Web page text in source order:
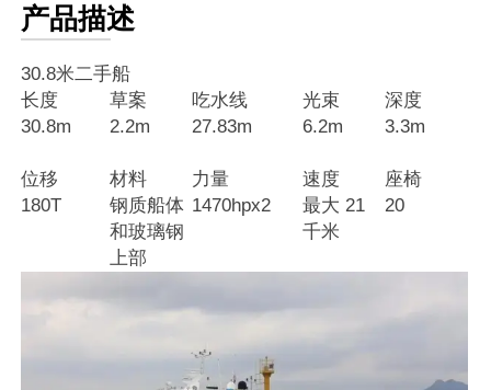
产品描述
30.8米二手船
长度
草案 吃水线 光束
深度
30.8m
2.2m 27.83m 6.2m 3.3m
位移 材料 力量 速度
座椅
180T
钢质船体
和玻璃钢
上部
1470hpx2
最大 21
千米
20